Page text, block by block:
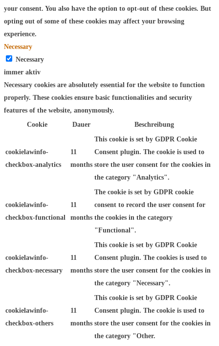
your consent. You also have the option to opt-out of these cookies. But
opting out of some of these cookies may affect your browsing
experience.
Necessary
Necessary
immer aktiv
Necessary cookies are absolutely essential for the website to function
properly. These cookies ensure basic functionalities and security
features of the website, anonymously.
Cookie
Dauer Beschreibung
cookielawinfo-
checkbox-analytics
11
months
This cookie is set by GDPR Cookie
Consent plugin. The cookie is used to
store the user consent for the cookies in
the category "Analytics".
cookielawinfo-
checkbox-functional
11
months
The cookie is set by GDPR cookie
consent to record the user consent for
the cookies in the category
"Functional".
cookielawinfo-
checkbox-necessary
11
months
This cookie is set by GDPR Cookie
Consent plugin. The cookies is used to
store the user consent for the cookies in
the category "Necessary".
cookielawinfo-
checkbox-others
11
months
This cookie is set by GDPR Cookie
Consent plugin. The cookie is used to
store the user consent for the cookies in
the category "Other.